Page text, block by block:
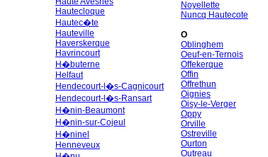
Hautecloque
Hautec�te
Hauteville
Haverskerque
Havrincourt
H�buterne
Helfaut
Hendecourt-l�s-Cagnicourt
Hendecourt-l�s-Ransart
H�nin-Beaumont
H�nin-sur-Cojeul
H�ninel
Henneveux
Noyellette
Nuncq Hautecote
O
Oblinghem
Oeuf-en-Ternois
Offekerque
Offin
Offrethun
Oignies
Oisy-le-Verger
Oppy
Orville
Ostreville
Ourton
Outreau